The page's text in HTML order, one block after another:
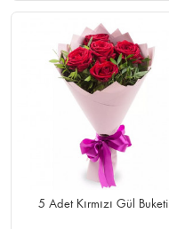
5 Adet Kırmızı Gül Buketi